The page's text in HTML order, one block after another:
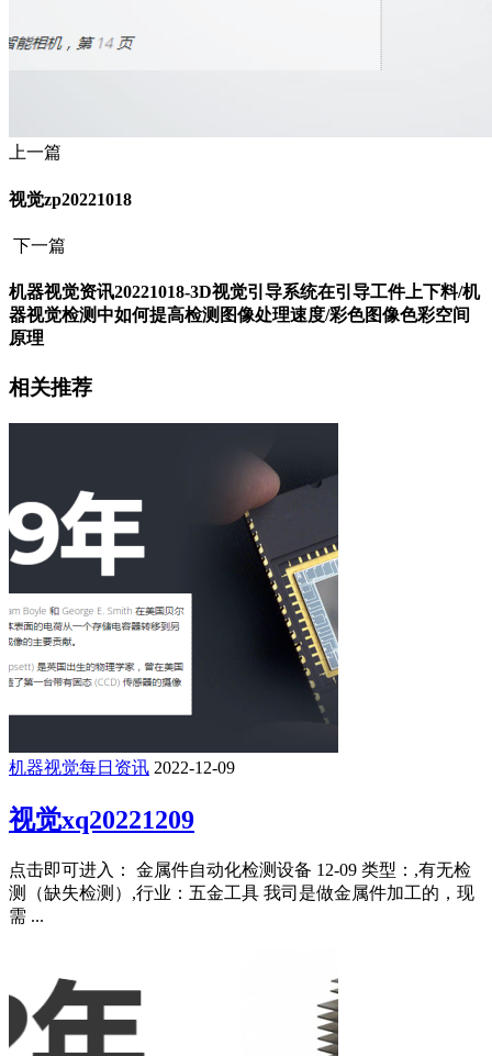
上一篇
视觉zp20221018
下一篇
机器视觉资讯20221018-3D视觉引导系统在引导工件上下料/机
器视觉检测中如何提高检测图像处理速度/彩色图像色彩空间
原理
相关推荐
机器视觉每日资讯 2022-12-09
视觉xq20221209
点击即可进入： 金属件自动化检测设备 12-09 类型：,有无检
测（缺失检测）,行业：五金工具 我司是做金属件加工的，现
需 ...